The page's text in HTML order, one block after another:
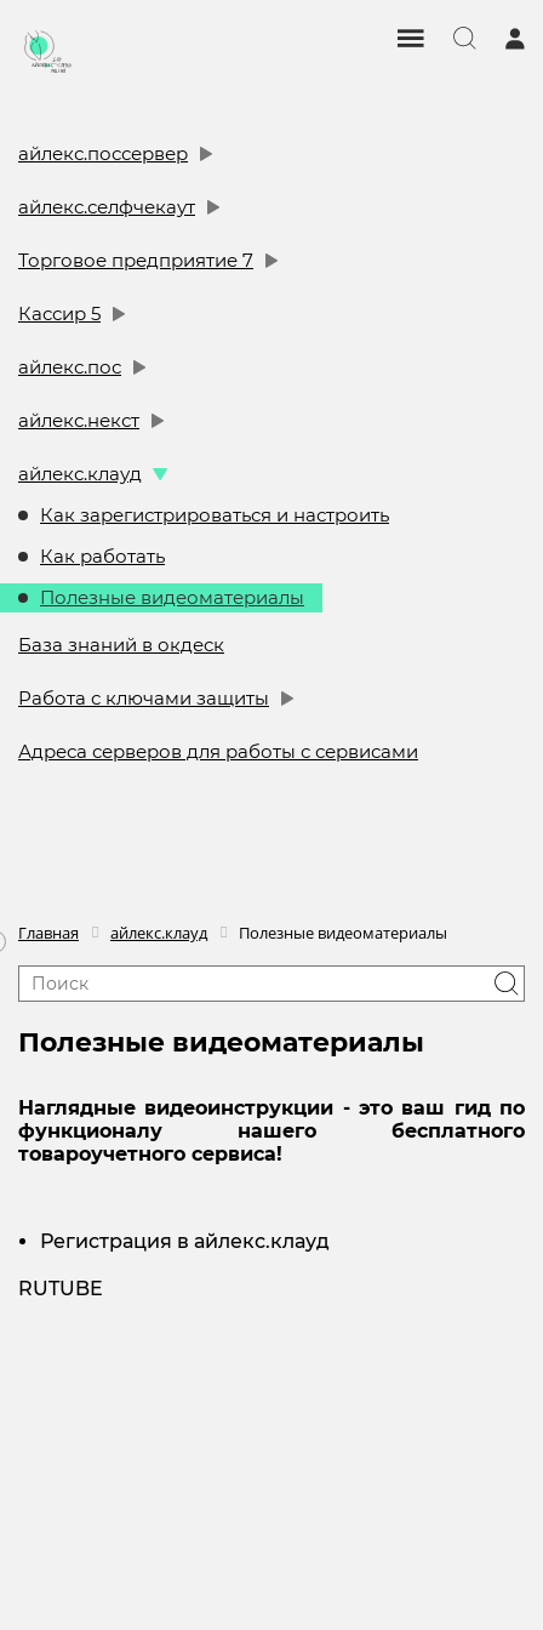
айлекс.поссервер
айлекс.селфчекаут
Торговое предприятие 7
Кассир 5
айлекс.пос
айлекс.некст
айлекс.клауд
Как зарегистрироваться и настроить
Как работать
Полезные видеоматериалы
База знаний в окдеск
Работа с ключами защиты
Адреса серверов для работы с сервисами
Главная айлекс.клауд Полезные видеоматериалы
Полезные видеоматериалы
Наглядные видеоинструкции - это ваш гид по
функционалу нашего бесплатного
товароучетного сервиса!
Регистрация в айлекс.клауд
RUTUBE